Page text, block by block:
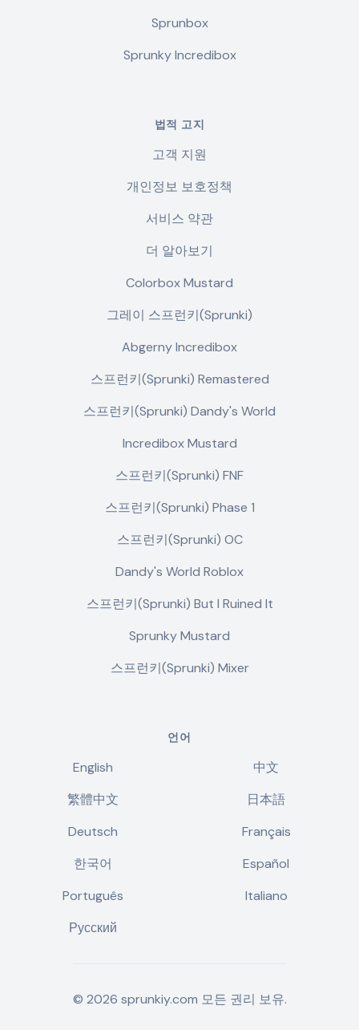
Sprunbox
Sprunky Incredibox
법적 고지
고객 지원
개인정보 보호정책
서비스 약관
더 알아보기
Colorbox Mustard
그레이 스프런키(Sprunki)
Abgerny Incredibox
스프런키(Sprunki) Remastered
스프런키(Sprunki) Dandy's World
Incredibox Mustard
스프런키(Sprunki) FNF
스프런키(Sprunki) Phase 1
스프런키(Sprunki) OC
Dandy's World Roblox
스프런키(Sprunki) But I Ruined It
Sprunky Mustard
스프런키(Sprunki) Mixer
언어
English
中文
繁體中文
日本語
Deutsch
Français
한국어
Español
Português
Italiano
Русский
© 2026 sprunkiy.com 모든 권리 보유.